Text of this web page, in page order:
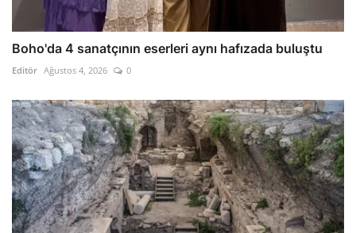
Boho'da 4 sanatçının eserleri aynı hafızada buluştu
Editör Ağustos 4, 2026 0